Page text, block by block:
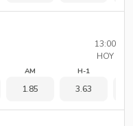
13:00
HOY
AM
1.85
H-1
3.63